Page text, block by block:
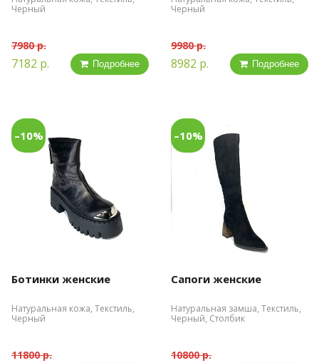
Черный
7980 р.
7182 р. Подробнее
Черный
9980 р.
8982 р. Подробнее
–10%
Ботинки женские
Натуральная кожа, Текстиль,
Черный
11800 р.
–10%
Сапоги женские
Натуральная замша, Текстиль,
Черный, Столбик
10800 р.